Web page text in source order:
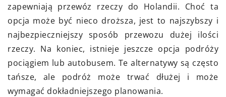
zapewniają przewóz rzeczy do Holandii. Choć ta
opcja może być nieco droższa, jest to najszybszy i
najbezpieczniejszy sposób przewozu dużej ilości
rzeczy. Na koniec, istnieje jeszcze opcja podróży
pociągiem lub autobusem. Te alternatywy są często
tańsze, ale podróż może trwać dłużej i może
wymagać dokładniejszego planowania.